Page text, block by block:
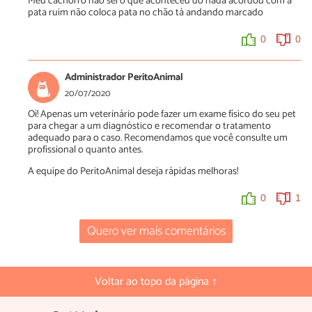
pata ruim não coloca pata no chão tá andando marcado
0 0
Administrador PeritoAnimal
20/07/2020
Oi! Apenas um veterinário pode fazer um exame físico do seu pet
para chegar a um diagnóstico e recomendar o tratamento
adequado para o caso. Recomendamos que você consulte um
profissional o quanto antes.
A equipe do PeritoAnimal deseja rápidas melhoras!
0 1
Quero ver mais comentários
Voltar ao topo da página ↑